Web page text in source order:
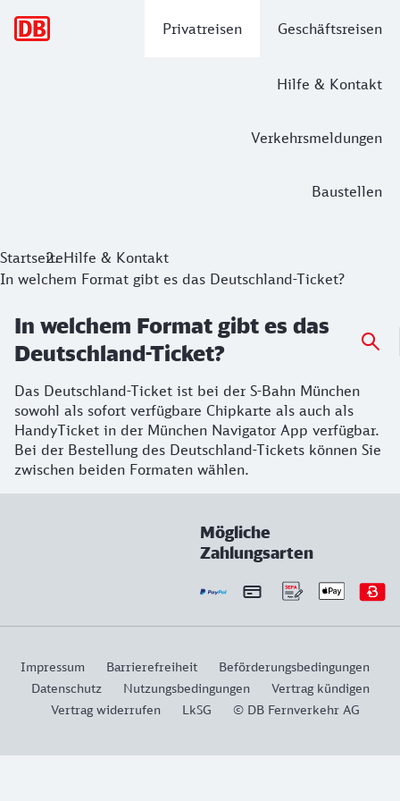
Privatreisen Geschäftsreisen
Hilfe & Kontakt
Verkehrsmeldungen
Baustellen
StartseiteHilfe & Kontakt
In welchem Format gibt es das Deutschland-Ticket?
In welchem Format gibt es das
Deutschland-Ticket?
Das Deutschland-Ticket ist bei der S-Bahn München
sowohl als sofort verfügbare Chipkarte als auch als
HandyTicket in der München Navigator App verfügbar.
Bei der Bestellung des Deutschland-Tickets können Sie
zwischen beiden Formaten wählen.
Mögliche
Zahlungsarten
Impressum Barrierefreiheit
Beförderungsbedingungen
Datenschutz
Nutzungsbedingungen
Vertrag kündigen
Vertrag widerrufen
LkSG © DB Fernverkehr AG